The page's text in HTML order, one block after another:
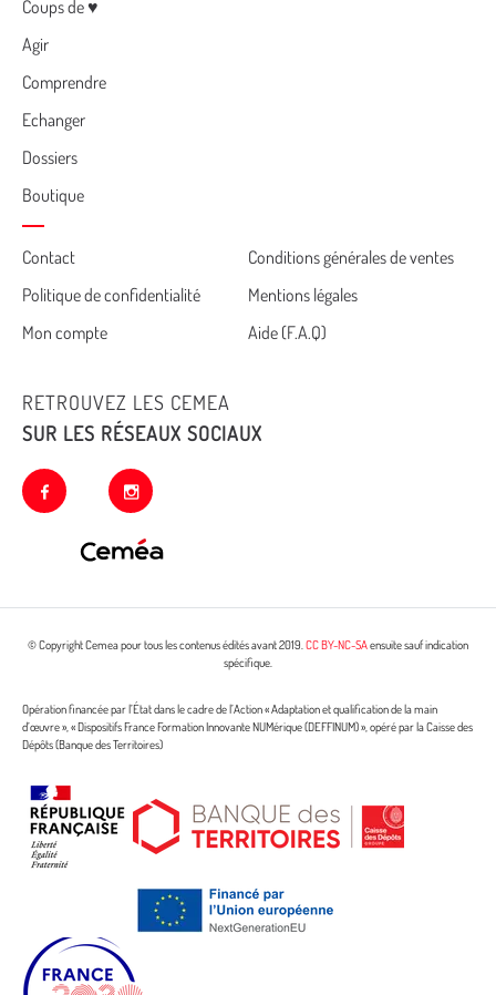
Menu
Coups de ♥
Agir
Comprendre
Echanger
Dossiers
Boutique
Cemea
footer
Contact
Conditions générales de ventes
Politique de confidentialité
Mentions légales
Mon compte
Aide (F.A.Q)
RETROUVEZ LES CEMEA
SUR LES RÉSEAUX SOCIAUX
facebook instagram
© Copyright Cemea pour tous les contenus édités avant 2019.CC BY-NC-SAensuite sauf indication
spécifique.
Opération financée par l’État dans le cadre de l’Action « Adaptation et qualification de la main
d’œuvre », « Dispositifs France Formation Innovante NUMérique (DEFFINUM) », opéré par la Caisse des
Dépôts (Banque des Territoires)